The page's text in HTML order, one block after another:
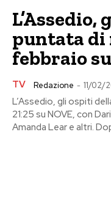
puntata di
febbraio
TV Redazione - 11/02/
L’Assedio, gli ospiti
21:25 su NOVE, con
Amanda Lear e altri.